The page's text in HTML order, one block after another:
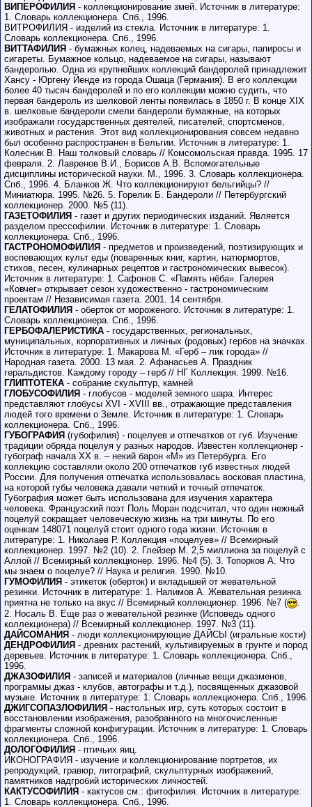
ВИПЕРОФИЛИЯ - коллекционирование змей. Источник в литературе:
1. Словарь коллекционера. Спб., 1996.
ВИТРОФИЛИЯ - изделий из стекла. Источник в литературе: 1.
Словарь коллекционера. Спб., 1996.
ВИТТАФИЛИЯ - бумажных колец, надеваемых на сигары, папиросы и
сигареты. Бумажное кольцо, надеваемое на сигары, называют
бандеролью. Одна из крупнейших коллекций бандеролей принадлежит
Хансу - Юргену Йенде из города Ошаца (Германия). В его коллекции
более 40 тысяч бандеролей и по его коллекции можно судить, что
первая бандероль из шелковой ленты появилась в 1850 г. В конце XIX
в. шелковые бандероли смели бандероли бумажные, на которых
изображали государственных деятелей, писателей, спортсменов,
животных и растения. Этот вид коллекционирования совсем недавно
был особенно распространен в Бельгии. Источник в литературе: 1.
Колесник В. Наш толковый словарь // Комсомольская правда. 1995. 17
февраля. 2. Лавренов В.И., Борисов А.В. Вспомогательные
дисциплины исторической науки. М., 1996. 3. Словарь коллекционера.
Спб., 1996. 4. Бланков Ж. Что коллекционируют бельгийцы? //
Миниатюра. 1995. №26. 5. Горелик Б. Бандероли // Петербургский
коллекционер. 2000. №5 (11).
ГАЗЕТОФИЛИЯ - газет и других периодических изданий. Является
разделом прессофилии. Источник в литературе: 1. Словарь
коллекционера. Спб., 1996.
ГАСТРОНОМОФИЛИЯ - предметов и произведений, поэтизирующих и
воспевающих культ еды (поваренных книг, картин, натюрмортов,
стихов, песен, кулинарных рецептов и гастрономических вывесок).
Источник в литературе: 1. Сафонов С. «Память нёба». Галерея
«Ковчег» открывает сезон художественно - гастрономическим
проектам // Независимая газета. 2001. 14 сентября.
ГЕЛАТОФИЛИЯ - оберток от мороженого. Источник в литературе: 1.
Словарь коллекционера. Спб., 1996.
ГЕРБОФАЛЕРИСТИКА - государственных, региональных,
муниципальных, корпоративных и личных (родовых) гербов на значках.
Источник в литературе: 1. Макарова М. «Герб – лик города» //
Народная газета. 2000. 13 мая. 2. Афанасьев А. Праздник
геральдистов. Каждому городу – герб // НГ Коллекция. 1999. №16.
ГЛИПТОТЕКА - собрание скульптур, камней
ГЛОБУСОФИЛИЯ - глобусов - моделей земного шара. Интерес
представляют глобусы XVI - XVIII вв., отражающие представления
людей того времени о Земле. Источник в литературе: 1. Словарь
коллекционера. Спб., 1996.
ГУБОГРАФИЯ (губофилия) - поцелуев и отпечатков от губ. Изучение
традиции обряда поцелуя у разных народов. Известен коллекционер -
губограф начала XX в. – некий барон «М» из Петербурга. Его
коллекцию составляли около 200 отпечатков губ известных людей
России. Для получения отпечатка использовалась восковая пластина,
на которой губы человека давали четкий и точный отпечаток.
Губография может быть использована для изучения характера
человека. Французский поэт Поль Моран подсчитал, что один нежный
поцелуй сокращает человеческую жизнь на три минуты. По его
оценкам 148071 поцелуй стоит одного года жизни. Источник в
литературе: 1. Николаев Р. Коллекция «поцелуев» // Всемирный
коллекционер. 1997. №2 (10). 2. Глейзер М. 2,5 миллиона за поцелуй с
Аллой // Всемирный коллекционер. 1996. №4 (5). 3. Топорков А. Что
мы знаем о поцелуе? // Наука и религия. 1990. №10.
ГУМОФИЛИЯ - этикеток (оберток) и вкладышей от жевательной
резинки. Источник в литературе: 1. Налимов А. Жевательная резинка
приятна не только на вкус // Всемирный коллекционер. 1996. №7 (
.
2. Носаль В. Еще раз о жевательной резинке (Исповедь одного
коллекционера) // Всемирный коллекционер. 1997. №3 (11).
ДАЙСОМАНИЯ - люди коллекционирующие ДАЙСЫ (игральные кости)
ДЕНДРОФИЛИЯ - древних растений, культивируемых в грунте и пород
деревьев. Источник в литературе: 1. Словарь коллекционера. Спб.,
1996.
ДЖАЗОФИЛИЯ - записей и материалов (личные вещи джазменов,
программы джаз - клубов, автографы и т.д.), посвященных джазовой
музыке. Источник в литературе: 1. Словарь коллекционера. Спб., 1996.
ДЖИГСОПАЗЛОФИЛИЯ - настольных игр, суть которых состоит в
восстановлении изображения, разобранного на многочисленные
фрагменты сложной конфигурации. Источник в литературе: 1. Словарь
коллекционера. Спб., 1996.
ДОЛОГОФИЛИЯ - птичьих яиц.
ИКОНОГРАФИЯ - изучение и коллекционирование портретов, их
репродукций, гравюр, литографий, скульптурных изображений,
памятников надгробий исторических личностей.
КАКТУСОФИЛИЯ - кактусов см.: фитофилия. Источник в литературе:
1. Словарь коллекционера. Спб., 1996.